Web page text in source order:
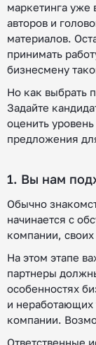
маркетинга уже
авторов и
материалов.
принимать
бизнесмену
Но как выбрать
Задайте
оценить
предложения
1. Вы нам
Обычно
начинается с
компании,
На этом этапе
партнеры
особенностях
и неработающих
компании.
Ответственные